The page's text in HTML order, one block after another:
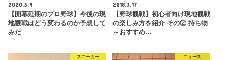
2020.3.9
【開幕延期のプロ野球】今後の現
地観戦はどう変わるのか予想して
みた
2018.3.17
【野球観戦】初心者向け現地観戦
の楽しみ方を紹介 その② 持ち物
～おすすめ…
スニーカー ニュース